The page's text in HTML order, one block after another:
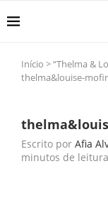
Início >“Thelma &
thelma&louise-
Escrito por Afia
minutos de leitura